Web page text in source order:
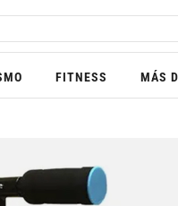
FITNESS MÁS